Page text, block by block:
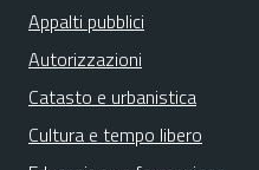
Appalti pubblici
Autorizzazioni
Catasto e urbanistica
Cultura e tempo libero